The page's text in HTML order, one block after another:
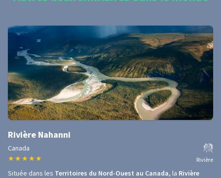
Rivière Nahanni
Canada
★ ★ ★ ★ ★ Rivière
Située dans les Territoires du Nord-Ouest au Canada, la Rivière